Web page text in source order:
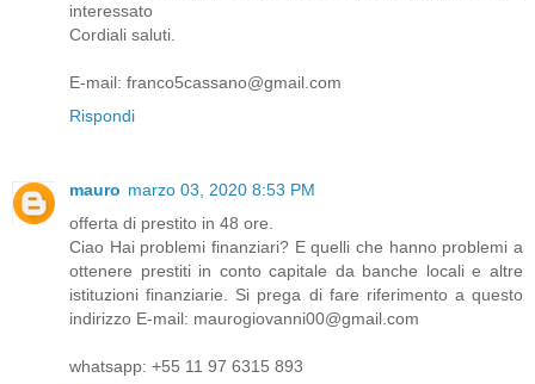
interessato
Cordiali saluti.
E-mail: franco5cassano@gmail.com
Rispondi
mauro marzo 03, 2020 8:53 PM
offerta di prestito in 48 ore.
Ciao Hai problemi finanziari? E quelli che hanno problemi a
ottenere prestiti in conto capitale da banche locali e altre
istituzioni finanziarie. Si prega di fare riferimento a questo
indirizzo E-mail: maurogiovanni00@gmail.com
whatsapp: +55 11 97 6315 893